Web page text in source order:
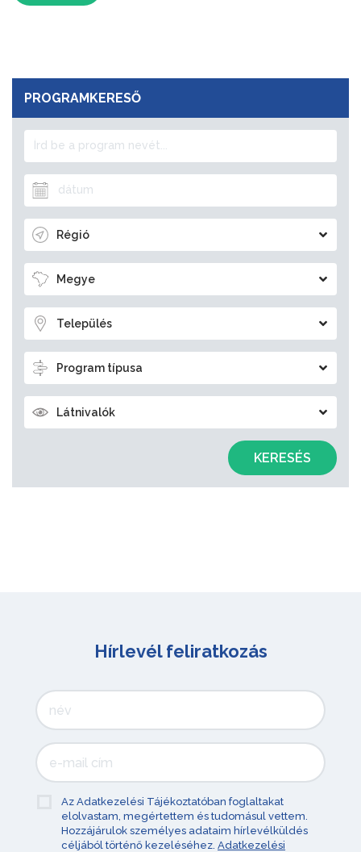
PROGRAMKERESŐ
Régió
Megye
Település
Program típusa
Látnivalók
KERESÉS
Hírlevél feliratkozás
Az Adatkezelési Tájékoztatóban foglaltakat
elolvastam, megértettem és tudomásul vettem.
Hozzájárulok személyes adataim hírlevélküldés
céljából történő kezeléséhez. Adatkezelési